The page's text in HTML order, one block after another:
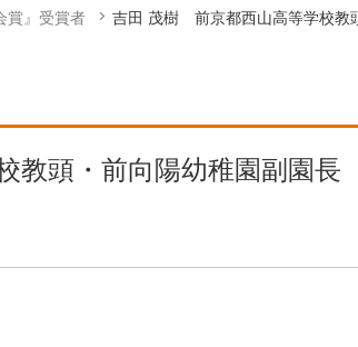
賞』受賞者 吉田 茂樹 前京都西山高等学校教
教頭・前向陽幼稚園副園